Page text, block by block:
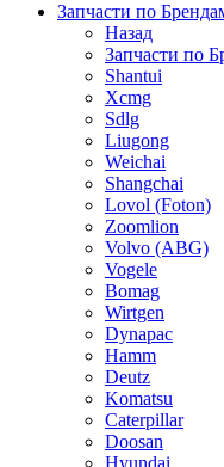
Запчасти по
Назад
Запчасти по
Shantui
Xcmg
Sdlg
Liugong
Weichai
Shangchai
Lovol (Foton)
Zoomlion
Volvo (ABG)
Vogele
Bomag
Wirtgen
Dynapac
Hamm
Deutz
Komatsu
Caterpillar
Doosan
Hyundai